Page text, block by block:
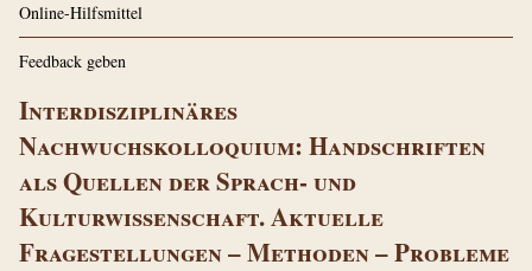
Online-Hilfsmittel
Feedback geben
Interdisziplinäres
Nachwuchskolloquium: Handschriften
als Quellen der Sprach- und
Kulturwissenschaft. Aktuelle
Fragestellungen – Methoden – Probleme